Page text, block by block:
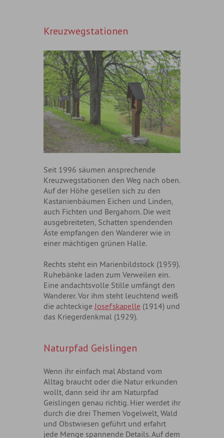
Kreuzwegstationen
Seit 1996 säumen ansprechende
Kreuzwegstationen den Weg nach oben.
Auf der Höhe gesellen sich zu den
Kastanienbäumen Eichen und Linden,
auch Fichten und Bergahorn. Die weit
ausgebreiteten, Schatten spendenden
Äste empfangen den Wanderer wie in
einer mächtigen grünen Halle.
Rechts steht ein Marienbildstock (1959).
Ruhebänke laden zum Verweilen ein.
Eine andachtsvolle Stille umfängt den
Wanderer. Vor ihm steht leuchtend weiß
die achteckigeJosefskapelle (1914) und
das Kriegerdenkmal (1929).
Naturpfad Geislingen
Wenn ihr einfach mal Abstand vom
Alltag braucht oder die Natur erkunden
wollt, dann seid ihr am Naturpfad
Geislingen genau richtig. Hier werdet ihr
durch die drei Themen Vogelwelt, Wald
und Obstwiesen geführt und erfahrt
jede Menge spannende Details. Auf dem